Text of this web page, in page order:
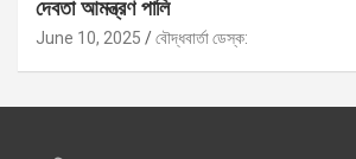
দেবতা আমন্ত্রণ পালি
June 10, 2025 বৌদ্ধবার্তা ডেস্ক: